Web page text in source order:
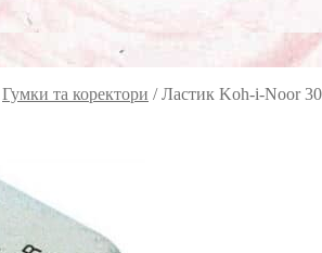
Гумки та коректори /Ластик Koh-i-Noor